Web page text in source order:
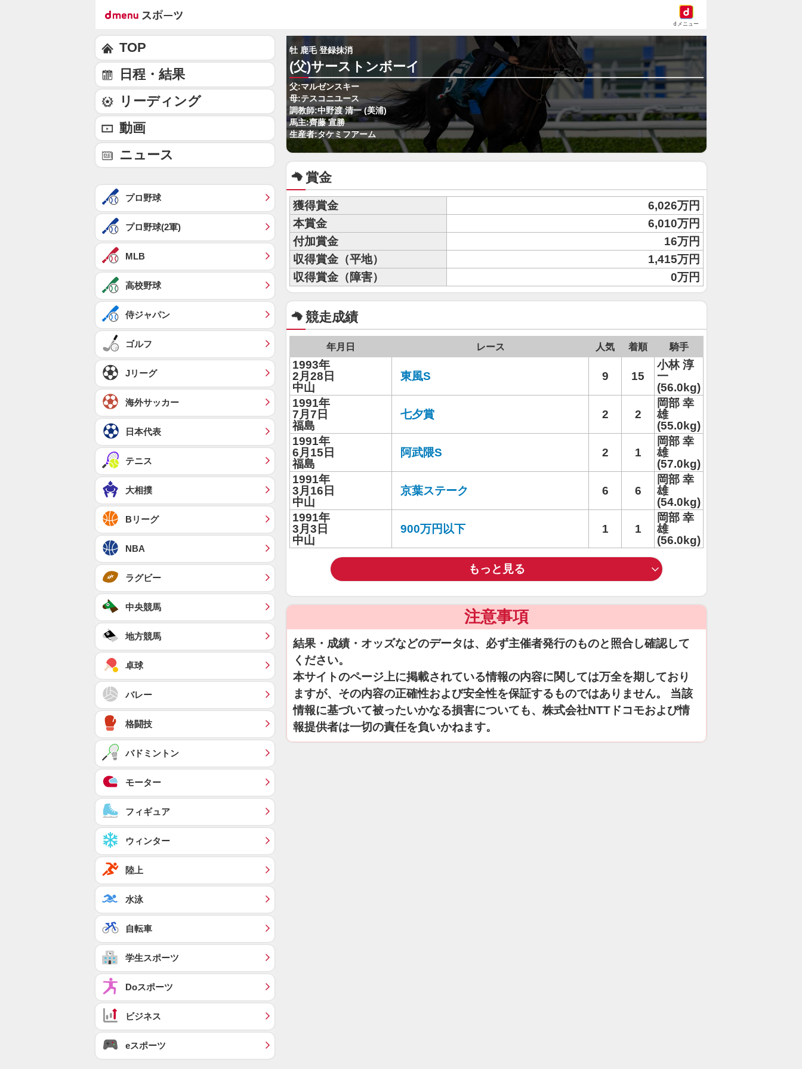
dメニュー
牡 鹿毛 登録抹消
(父)サーストンボーイ
父:マルゼンスキー
母:テスコニユース
調教師:中野渡 清一 (美浦)
馬主:齊藤 宣勝
生産者:タケミフアーム
賞金
獲得賞金
6,026万円
本賞金
6,010万円
付加賞金
16万円
収得賞金（平地）
1,415万円
収得賞金（障害）
0万円
競走成績
年月日 レース 人気 着順 騎手
1993年
2月28日
中山
東風S 9 15
小林 淳
一
(56.0kg)
1991年
7月7日
福島
七夕賞 2 2
岡部 幸
雄
(55.0kg)
1991年
6月15日
福島
阿武隈S 2 1
岡部 幸
雄
(57.0kg)
1991年
3月16日
中山
京葉ステーク 6 6
岡部 幸
雄
(54.0kg)
1991年
3月3日
中山
900万円以下 1 1
岡部 幸
雄
(56.0kg)
もっと見る
注意事項
結果・成績・オッズなどのデータは、必ず主催者発行のものと照合し確認して
ください。
本サイトのページ上に掲載されている情報の内容に関しては万全を期しており
ますが、その内容の正確性および安全性を保証するものではありません。 当該
情報に基づいて被ったいかなる損害についても、株式会社NTTドコモおよび情
報提供者は一切の責任を負いかねます。
TOP
日程・結果
リーディング
動画
ニュース
プロ野球
プロ野球(2軍)
MLB
高校野球
侍ジャパン
ゴルフ
Jリーグ
海外サッカー
日本代表
テニス
大相撲
Bリーグ
NBA
ラグビー
中央競馬
地方競馬
卓球
バレー
格闘技
バドミントン
モーター
フィギュア
ウィンター
陸上
水泳
自転車
学生スポーツ
Doスポーツ
ビジネス
eスポーツ